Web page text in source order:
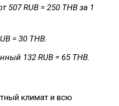
507 RUB = 250 THB за 1
= 30 THB.
132 RUB = 65 THB.
климат и всю